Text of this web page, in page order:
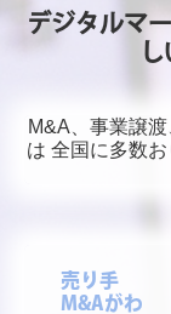
デジタルマ
M&A、事業譲
は 全国に多数
売り手
M&Aがわ